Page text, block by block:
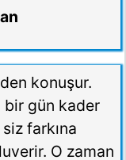
konuşur.
bir gün kader
farkına
O zaman